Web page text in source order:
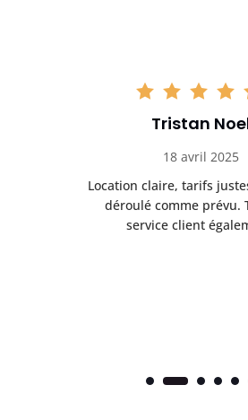
Tristan
18 avril 2025
Location claire, tarifs
déroulé comme prévu.
service client